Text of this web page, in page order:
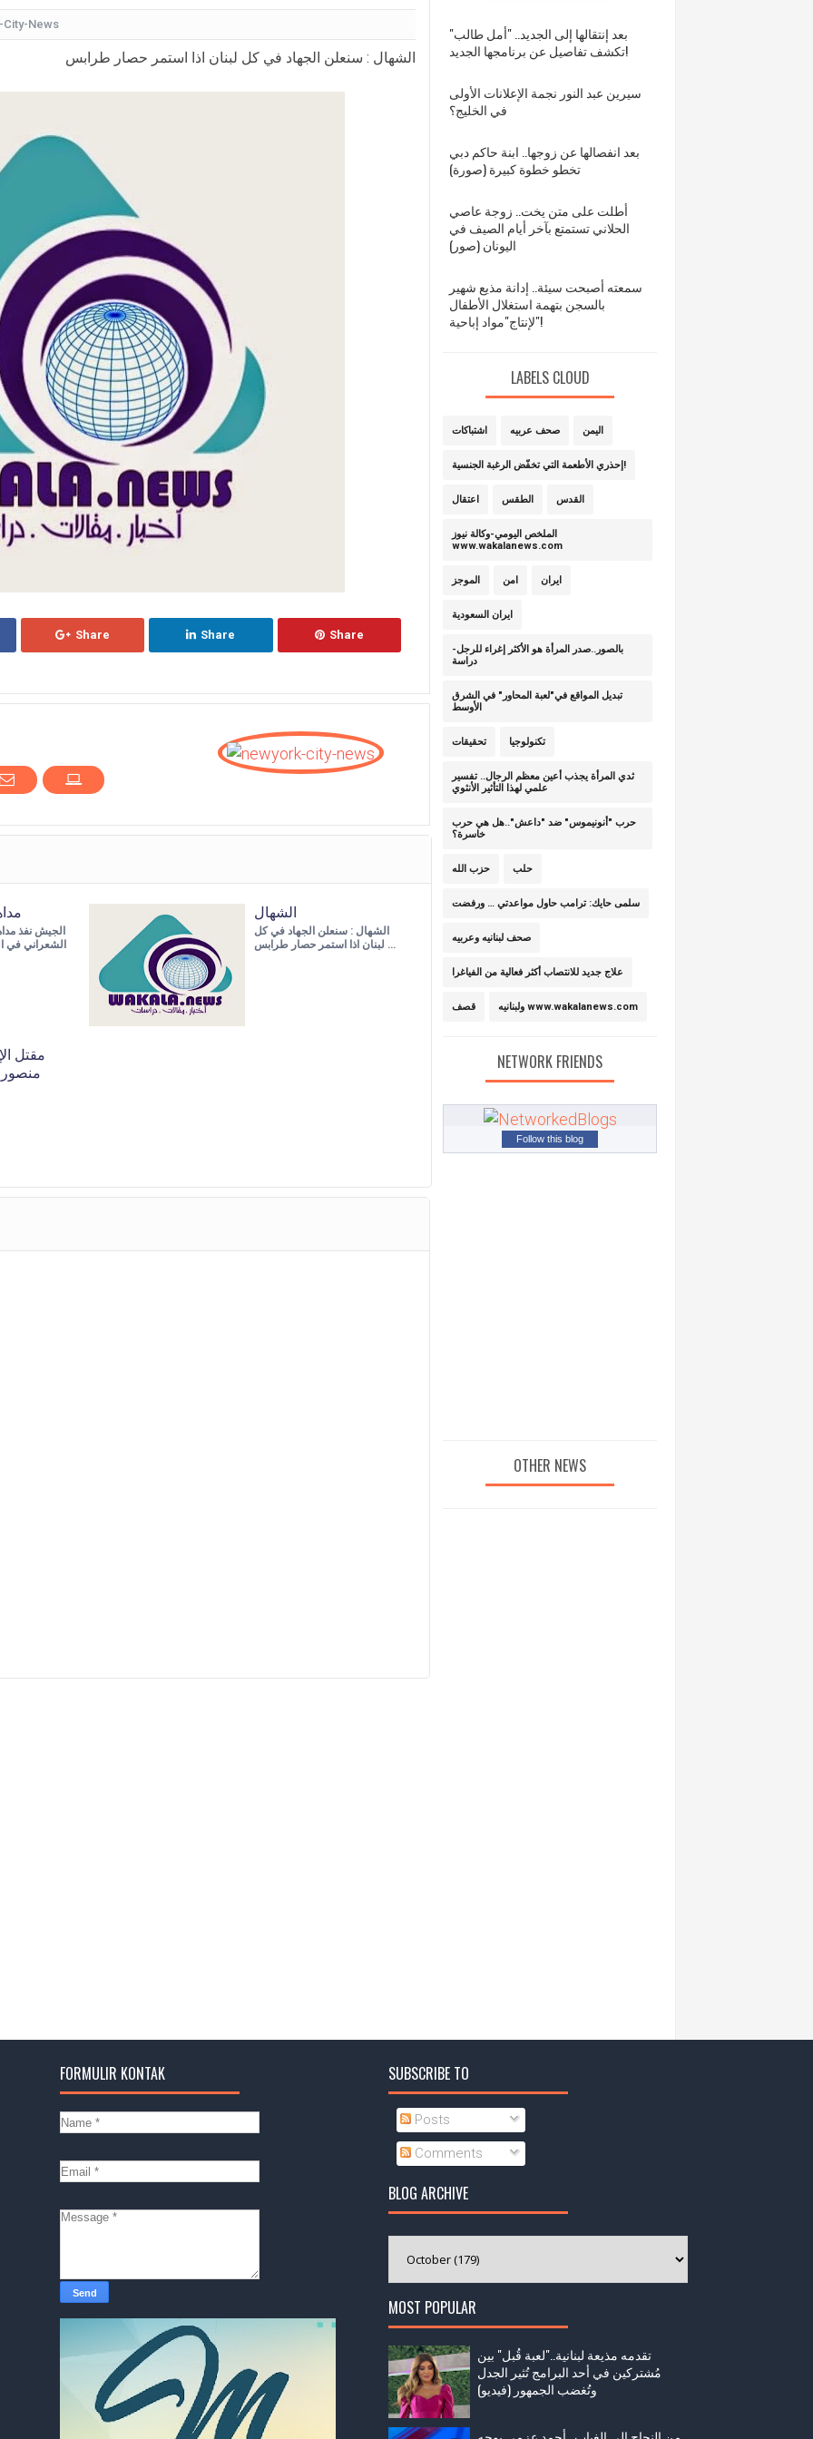
شقراء جميلة تشبه الأوروبيات.. صورة
قرار مُفاجئ.. إعلامية شهيرة تُعلن إنهاء تعاقدها مع
بأجواء مليئة بالحب والرومانسية...
بالقبلات... لحظات رومانسيّة بين ريم
بالفيديو هل يُفكّر هذا الفنان
City-News
الشهال : سنعلن الجهاد في كل لبنان اذا استمر حصار طرابس
Share Share Share
الشعراني في
الشهال
الشهال : سنعلن الجهاد في كل
لبنان اذا استمر حصار طرابس …
مقتل
بعد إنتقالها إلى الجديد.. "أمل طالب"
تكشف تفاصيل عن برنامجها الجديد!
سيرين عبد النور نجمة الإعلانات الأولى
في الخليج؟
بعد انفصالها عن زوجها.. ابنة حاكم دبي
تخطو خطوة كبيرة (صورة)
أطلت على متن يخت.. زوجة عاصي
الحلاني تستمتع بآخر أيام الصيف في
اليونان (صور)
سمعته أصبحت سيئة.. إدانة مذيع شهير
بالسجن بتهمة استغلال الأطفال
لإنتاج"مواد إباحية"!
LABELS CLOUD
اشتباكات صحف عربيه اليمن
إحذري الأطعمة التي تخفّض الرغبة الجنسية!
اعتقال الطقس القدس
الملخص اليومي-وكالة نيوز
www.wakalanews.com
الموجز امن ايران
ايران السعودية
بالصور..صدر المرأة هو الأكثر إغراء للرجل-
دراسة
تبديل المواقع في"لعبة المحاور" في الشرق
الأوسط
تحقيقات تكنولوجيا
ثدي المرأة يجذب أعين معظم الرجال.. تفسير
علمي لهذا التأثير الأنثوي
حرب "أنونيموس" ضد "داعش"..هل هي حرب
خاسرة؟
حزب الله حلب
سلمى حايك: ترامب حاول مواعدتي … ورفضت
صحف لبنانيه وعربيه
علاج جديد للانتصاب أكثر فعالية من الفياغرا
قصف ولبنانيه www.wakalanews.com
NETWORK FRIENDS
Follow this blog
OTHER NEWS
FORMULIR KONTAK SUBSCRIBE TO
Posts
Comments
BLOG ARCHIVE
MOST POPULAR
تقدمه مذيعة لبنانية.."لعبة قُبل" بين
مُشتركين في أحد البرامج تُثير الجدل
وتُغضب الجمهور (فيديو)